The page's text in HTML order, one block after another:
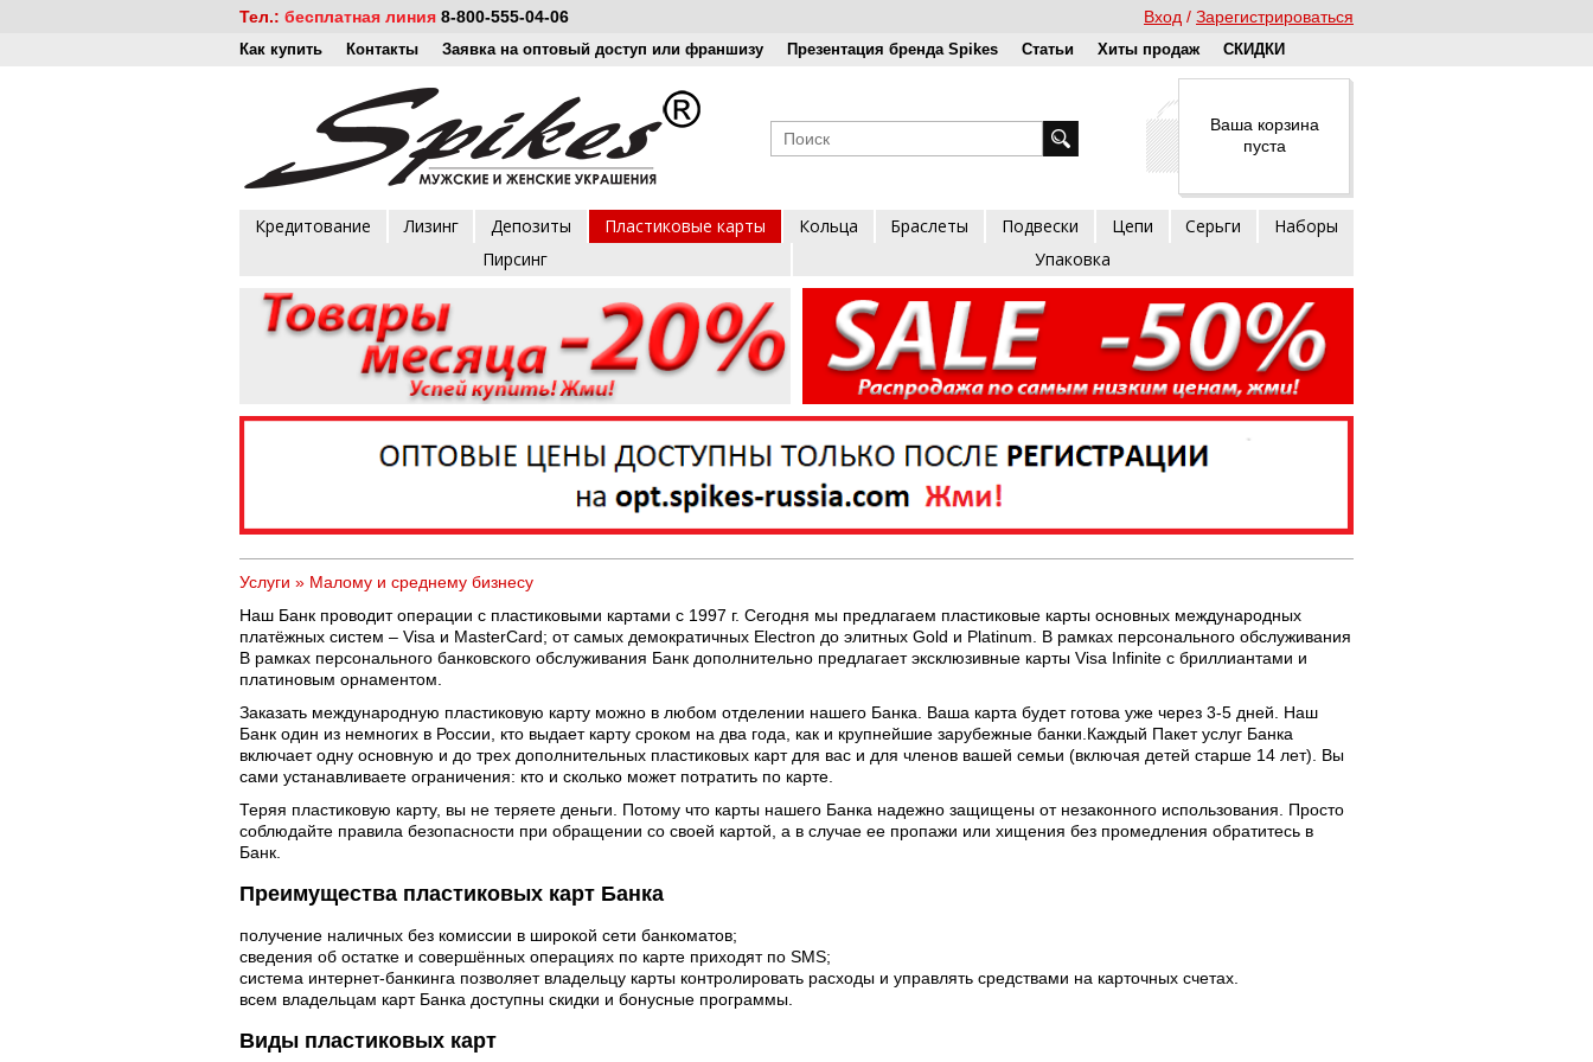
Тел.: бесплатная линия 8-800-555-04-06 Вход Зарегистрироваться
Как купить Контакты Заявка на оптовый доступ или франшизу Презентация бренда Spikes Статьи Хиты продаж СКИДКИ
Ваша корзина
пуста
Кредитование Лизинг Депозиты Пластиковые карты Кольца Браслеты Подвески Цепи Серьги
Наборы
Пирсинг
Упаковка
Услуги » Малому и среднему бизнесу
Наш Банк проводит операции с пластиковыми картами с 1997 г. Сегодня мы предлагаем пластиковые карты основных международных
платёжных систем – Visa и MasterCard; от самых демократичных Еlеctron до элитных Gold и Platinum. В рамках персонального обслуживания
В рамках персонального банковского обслуживания Банк дополнительно предлагает эксклюзивные карты Visa Infinite с бриллиантами и
платиновым орнаментом.
Заказать международную пластиковую карту можно в любом отделении нашего Банка. Ваша карта будет готова уже через 3-5 дней. Наш
Банк один из немногих в России, кто выдает карту сроком на два года, как и крупнейшие зарубежные банки.Каждый Пакет услуг Банка
включает одну основную и до трех дополнительных пластиковых карт для вас и для членов вашей семьи (включая детей старше 14 лет). Вы
сами устанавливаете ограничения: кто и сколько может потратить по карте.
Теряя пластиковую карту, вы не теряете деньги. Потому что карты нашего Банка надежно защищены от незаконного использования. Просто
соблюдайте правила безопасности при обращении со своей картой, а в случае ее пропажи или хищения без промедления обратитесь в
Банк.
Преимущества пластиковых карт Банка
получение наличных без комиссии в широкой сети банкоматов;
сведения об остатке и совершённых операциях по карте приходят по SMS;
система интернет-банкинга позволяет владельцу карты контролировать расходы и управлять средствами на карточных счетах.
всем владельцам карт Банка доступны cкидки и бонусные программы.
Виды пластиковых карт